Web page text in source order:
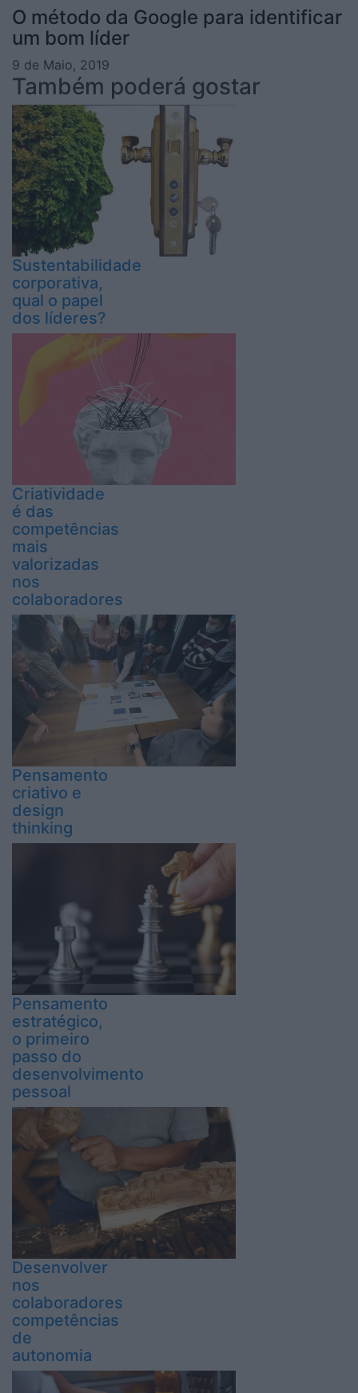
O método da Google para identificar
um bom líder
9 de Maio, 2019
Também poderá gostar
Sustentabilidade
corporativa,
qual o papel
dos líderes?
Criatividade
é das
competências
mais
valorizadas
nos
colaboradores
Pensamento
criativo e
design
thinking
Pensamento
estratégico,
o primeiro
passo do
desenvolvimento
pessoal
Desenvolver
nos
colaboradores
competências
de
autonomia